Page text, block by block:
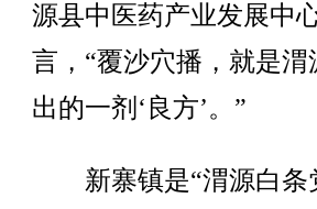
源县中医药产业发展中
言，“覆沙穴播，就是
出的一剂‘良方’。”
新寨镇是“渭源白条